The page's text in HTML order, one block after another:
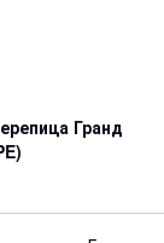
Гранд